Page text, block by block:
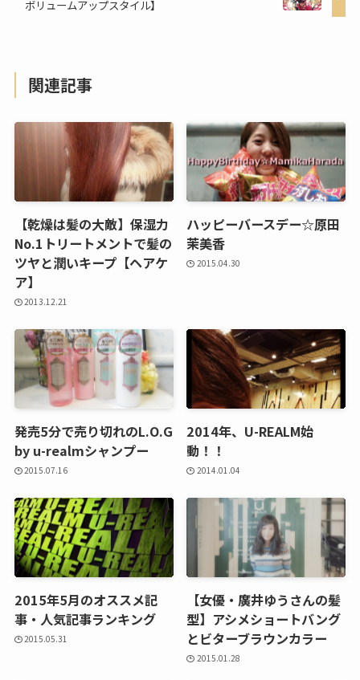
ボリュームアップスタイル】
関連記事
【乾燥は髪の大敵】保湿力
No.1トリートメントで髪の
ツヤと潤いキープ【ヘアケ
ア】
2013.12.21
ハッピーバースデー☆原田
茉美香
2015.04.30
発売5分で売り切れのL.O.G
by u-realmシャンプー
2015.07.16
2014年、U-REALM始
動！！
2014.01.04
2015年5月のオススメ記
事・人気記事ランキング
2015.05.31
【女優・廣井ゆうさんの髪
型】アシメショートバング
とビターブラウンカラー
2015.01.28